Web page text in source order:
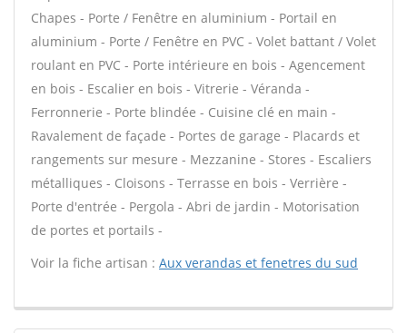
Chapes - Porte / Fenêtre en aluminium - Portail en
aluminium - Porte / Fenêtre en PVC - Volet battant / Volet
roulant en PVC - Porte intérieure en bois - Agencement
en bois - Escalier en bois - Vitrerie - Véranda -
Ferronnerie - Porte blindée - Cuisine clé en main -
Ravalement de façade - Portes de garage - Placards et
rangements sur mesure - Mezzanine - Stores - Escaliers
métalliques - Cloisons - Terrasse en bois - Verrière -
Porte d'entrée - Pergola - Abri de jardin - Motorisation
de portes et portails -
Voir la fiche artisan : Aux verandas et fenetres du sud